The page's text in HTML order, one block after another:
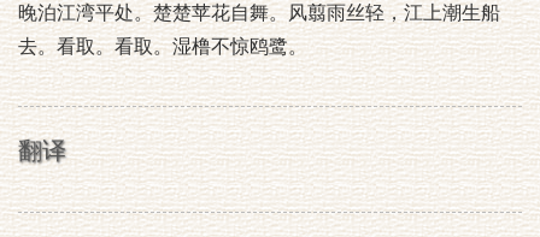
晚泊江湾平处。楚楚苹花自舞。风翦雨丝轻，江上潮生船
去。看取。看取。湿橹不惊鸥鹭。
翻译